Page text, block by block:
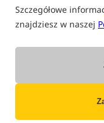
Szczegółowe
znajdziesz w naszej